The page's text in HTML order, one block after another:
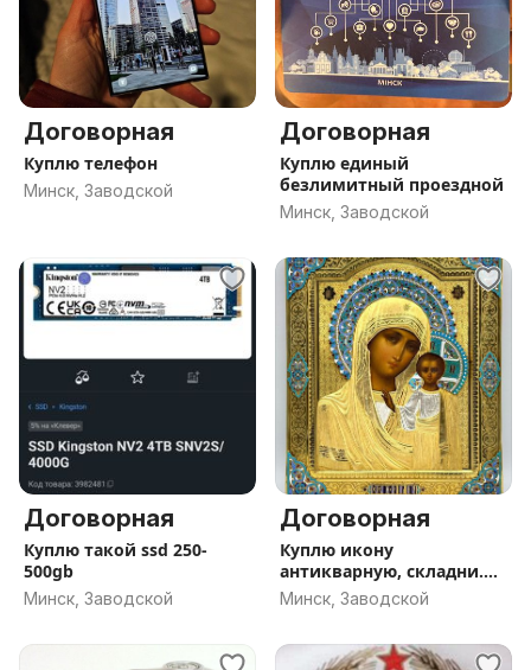
Договорная
Куплю телефон
Минск, Заводской
Договорная
Куплю единый
безлимитный проездной
Минск, Заводской
Договорная
Куплю такой ssd 250-
500gb
Минск, Заводской
Договорная
Куплю икону
антикварную, складни.
Дорого.
Минск, Заводской